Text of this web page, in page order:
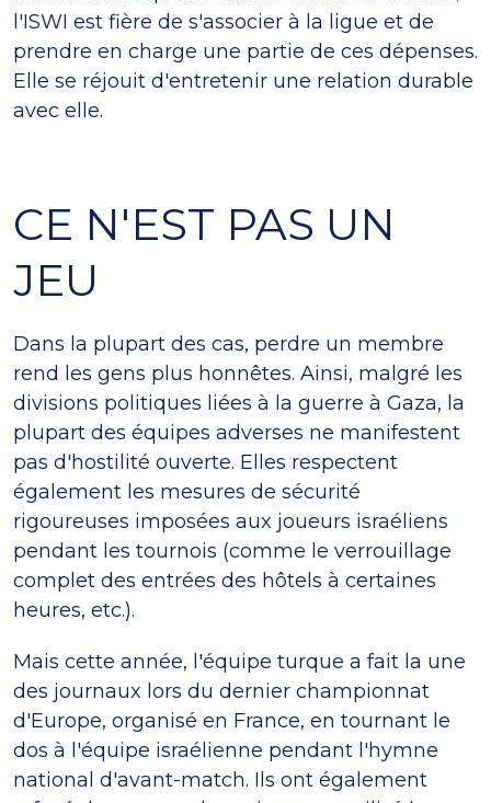
l'ISWI est fière de s'associer à la ligue et de
prendre en charge une partie de ces dépenses.
Elle se réjouit d'entretenir une relation durable
avec elle.
CE N'EST PAS UN
JEU
Dans la plupart des cas, perdre un membre
rend les gens plus honnêtes. Ainsi, malgré les
divisions politiques liées à la guerre à Gaza, la
plupart des équipes adverses ne manifestent
pas d'hostilité ouverte. Elles respectent
également les mesures de sécurité
rigoureuses imposées aux joueurs israéliens
pendant les tournois (comme le verrouillage
complet des entrées des hôtels à certaines
heures, etc.).
Mais cette année, l'équipe turque a fait la une
des journaux lors du dernier championnat
d'Europe, organisé en France, en tournant le
dos à l'équipe israélienne pendant l'hymne
national d'avant-match. Ils ont également